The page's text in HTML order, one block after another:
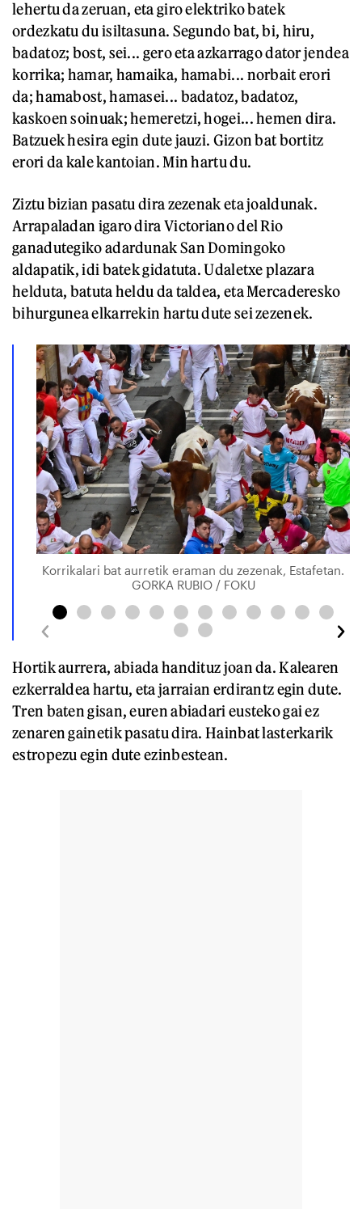
lehertu da zeruan, eta giro elektriko batek
ordezkatu du isiltasuna. Segundo bat, bi, hiru,
badatoz; bost, sei... gero eta azkarrago dator jendea
korrika; hamar, hamaika, hamabi... norbait erori
da; hamabost, hamasei... badatoz, badatoz,
kaskoen soinuak; hemeretzi, hogei... hemen dira.
Batzuek hesira egin dute jauzi. Gizon bat bortitz
erori da kale kantoian. Min hartu du.
Ziztu bizian pasatu dira zezenak eta joaldunak.
Arrapaladan igaro dira Victoriano del Rio
ganadutegiko adardunak San Domingoko
aldapatik, idi batek gidatuta. Udaletxe plazara
helduta, batuta heldu da taldea, eta Mercaderesko
bihurgunea elkarrekin hartu dute sei zezenek.
Korrikalari bat aurretik eraman du zezenak, Estafetan.
GORKA RUBIO / FOKU
Hortik aurrera, abiada handituz joan da. Kalearen
ezkerraldea hartu, eta jarraian erdirantz egin dute.
Tren baten gisan, euren abiadari eusteko gai ez
zenaren gainetik pasatu dira. Hainbat lasterkarik
estropezu egin dute ezinbestean.